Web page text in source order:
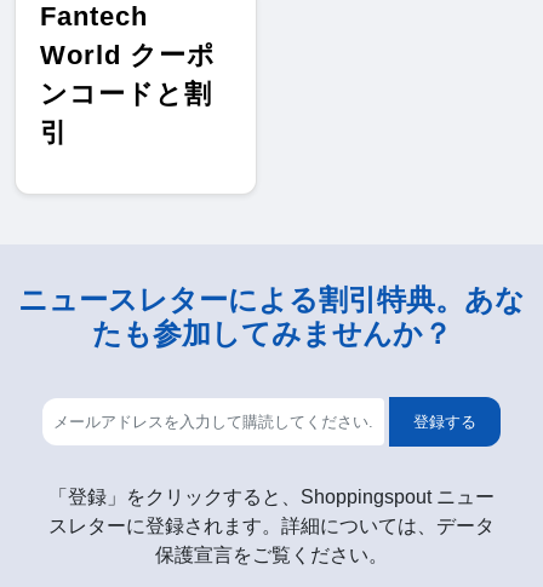
Fantech
World クーポ
ンコードと割
引
ニュースレターによる割引特典。あな
たも参加してみませんか？
登録する
「登録」をクリックすると、Shoppingspout ニュー
スレターに登録されます。詳細については、データ
保護宣言をご覧ください。